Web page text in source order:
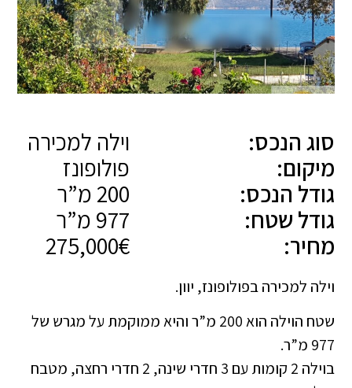
סוג הנכס:
וילה למכירה
מיקום:
פולופונז
גודל הנכס:
גודל שטח:
מחיר:
275,000€
וילה למכירה בפולופונז, יוון.
שטח הוילה הוא 200 מ”ר והיא ממוקמת על מגרש של
977 מ”ר.
בוילה 2 קומות עם 3 חדרי שינה, 2 חדרי רחצה, מטבח